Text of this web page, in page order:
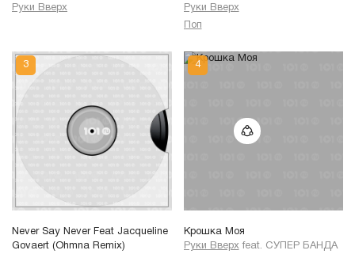
Руки Вверх
Руки Вверх
Поп
Never Say Never Feat Jacqueline
Govaert (Ohmna Remix)
Крошка Моя
Руки Вверх feat. СУПЕР БАНДА